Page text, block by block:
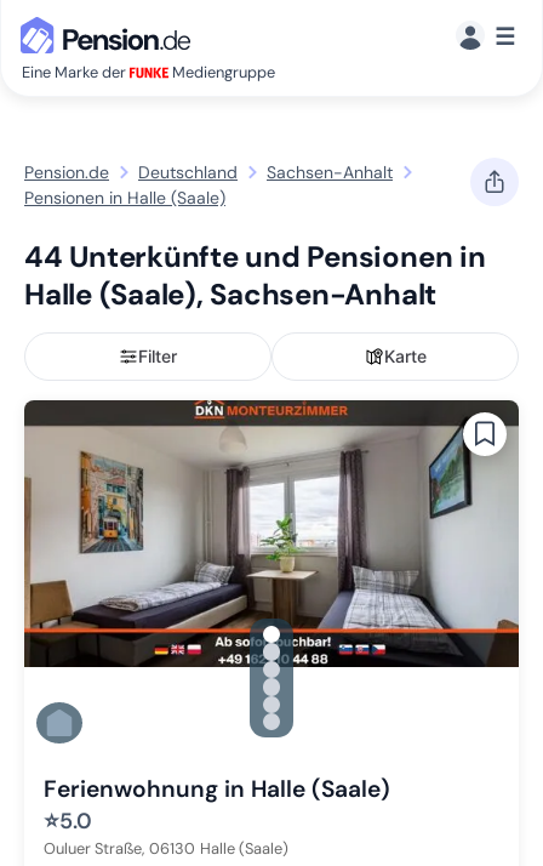
Eine Marke der Mediengruppe
☰
Pension.de Deutschland
Sachsen-Anhalt
Pensionen in Halle (Saale)
44 Unterkünfte und Pensionen in
Halle (Saale), Sachsen-Anhalt
Filter Karte
gallery.slide_selector
Zu Slide 1 wechseln
Zu Slide 2 wechseln
Zu Slide 3 wechseln
Zu Slide 4 wechseln
Zu Slide 5 wechseln
Zu Slide 6 wechseln
Ferienwohnung in Halle (Saale)
⭐5.0
Ouluer Straße, 06130 Halle (Saale)